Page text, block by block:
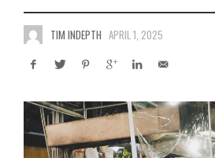
TIM INDEPTH APRIL 1, 2025